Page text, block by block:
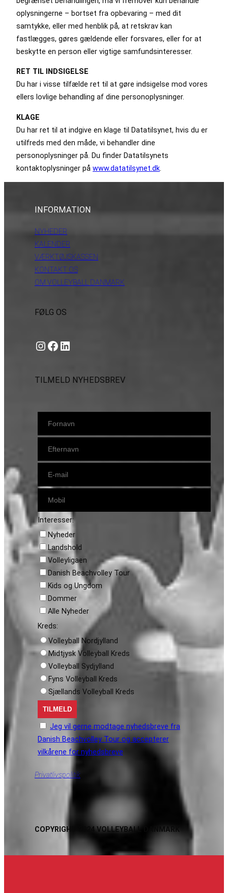
oplysningerne – bortset fra opbevaring – med dit
samtykke, eller med henblik på, at retskrav kan
fastlægges, gøres gældende eller forsvares, eller for at
beskytte en person eller vigtige samfundsinteresser.
RET TIL INDSIGELSE
Du har i visse tilfælde ret til at gøre indsigelse mod vores
ellers lovlige behandling af dine personoplysninger.
KLAGE
Du har ret til at indgive en klage til Datatilsynet, hvis du er
utilfreds med den måde, vi behandler dine
personoplysninger på. Du finder Datatilsynets
kontaktoplysninger på www.datatilsynet.dk
INFORMATION
NYHEDER
KALENDER
VÆRKTØJSKASSEN
KONTAKT OS
OM VOLLEYBALL DANMARK
FØLG OS
Instagram https://www.facebook.com/danishbeachvolleytour LinkedIn
TILMELD NYHEDSBREV
Interesser:
Nyheder
Landshold
Volleyligaen
Danish Beachvolley Tour
Kids og Ungdom
Dommer
Alle Nyheder
Kreds:
Volleyball Nordjylland
Midtjysk Volleyball Kreds
Volleyball Sydjylland
Fyns Volleyball Kreds
Sjællands Volleyball Kreds
Jeg vil gerne modtage nyhedsbreve fra
Danish Beachvolley Tour og accepterer
vilkårene for nyhedsbreve
Privatlivspolitik
COPYRIGHT 2024 VOLLEYBALL DANMARK